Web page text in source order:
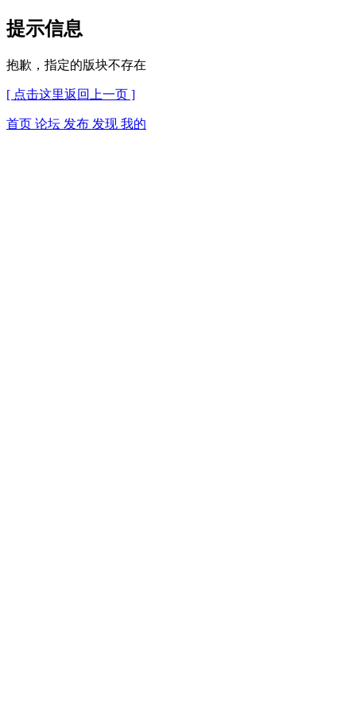
提示信息
抱歉，指定的版块不存在
[ 点击这里返回上一页 ]
首页 论坛 发布 发现 我的